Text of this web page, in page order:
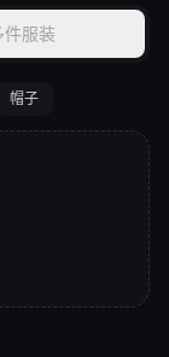
件服装
帽子